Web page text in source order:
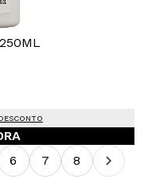
6 7 8